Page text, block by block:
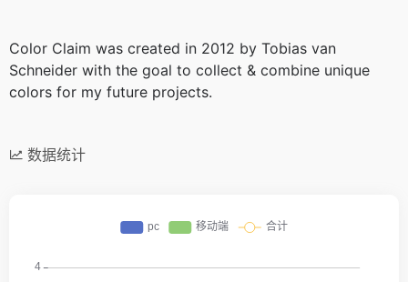
Color Claim was created in 2012 by Tobias van
Schneider with the goal to collect & combine unique
colors for my future projects.
数据统计